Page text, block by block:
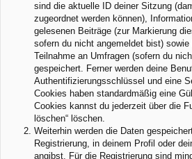
sind die aktuelle ID deiner Sitzung
zugeordnet werden können),
gelesenen Beiträge (zur Markierung
sofern du nicht angemeldet bist)
Teilnahme an Umfragen (sofern du
gespeichert. Ferner werden deine
Authentifizierungsschlüssel und eine
Cookies haben standardmäßig eine
Cookies kannst du jederzeit über die
löschen“ löschen.
Weiterhin werden die Daten
Registrierung, in deinem Profil oder
angibst. Für die Registrierung sind